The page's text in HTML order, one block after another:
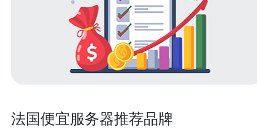
法国便宜服务器推荐品牌